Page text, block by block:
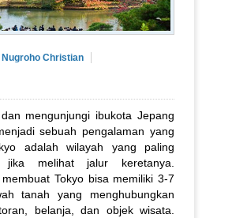
Nugroho Christian
mengunjungi ibukota Jepang
sebuah pengalaman yang
adalah wilayah yang paling
jika melihat jalur keretanya.
Tokyo bisa memiliki 3-7
tanah yang menghubungkan
belanja, dan objek wisata.